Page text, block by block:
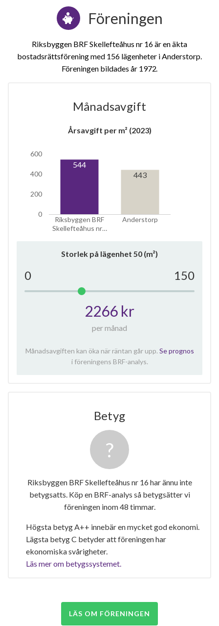
lägenhet
Föreningen
Riksbyggen BRF Skellefteåhus nr 16 är en äkta
bostadsrättsförening med 156 lägenheter i Anderstorp.
Föreningen bildades år 1972
Månadsavgift
Årsavgift per m² (2023)
Riksbyggen BRF
Skellefteåhus nr…
Anderstorp
0
200
400
600
544
443
Storlek på lägenhet 50 (m²)
0 150
2266 kr
per månad
Månadsavgiften kan öka när räntan går upp. Se prognos
i föreningens BRF-analys.
Betyg
Riksbyggen BRF Skellefteåhus nr 16 har ännu inte
betygsatts. Köp en BRF-analys så betygsätter vi
föreningen inom 48 timmar.
Högsta betyg A++ innebär en mycket god ekonomi.
Lägsta betyg C betyder att föreningen har
ekonomiska svårigheter.
Läs mer om betygssystemet.
LÄS OM FÖRENINGEN